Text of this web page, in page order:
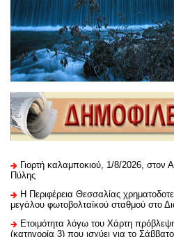
Γιορτή καλαμποκιού, 1/8/2026,
Πύλης
H Περιφέρεια Θεσσαλίας
μεγάλου φωτοβολταϊκού σταθμού στο
Ετοιμότητα λόγω του Χάρτη
(κατηγορία 3) που ισχύει για το